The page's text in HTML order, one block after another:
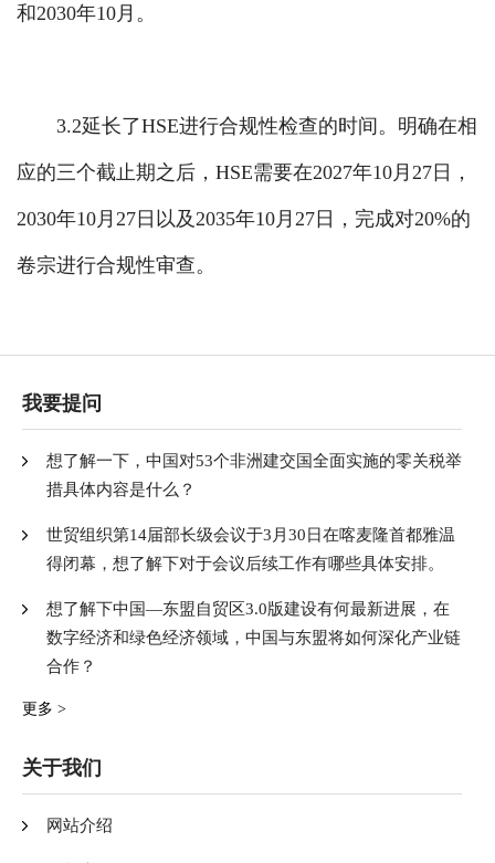
和2030年10月。
3.2延长了HSE进行合规性检查的时间。明确在相
应的三个截止期之后，HSE需要在2027年10月27日，
2030年10月27日以及2035年10月27日，完成对20%的
卷宗进行合规性审查。
我要提问
想了解一下，中国对53个非洲建交国全面实施的零关税举
措具体内容是什么？
世贸组织第14届部长级会议于3月30日在喀麦隆首都雅温
得闭幕，想了解下对于会议后续工作有哪些具体安排。
想了解下中国—东盟自贸区3.0版建设有何最新进展，在
数字经济和绿色经济领域，中国与东盟将如何深化产业链
合作？
更多 >
关于我们
网站介绍